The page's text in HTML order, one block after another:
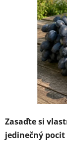
Zasaďte si
jedinečný
hvězdiček.